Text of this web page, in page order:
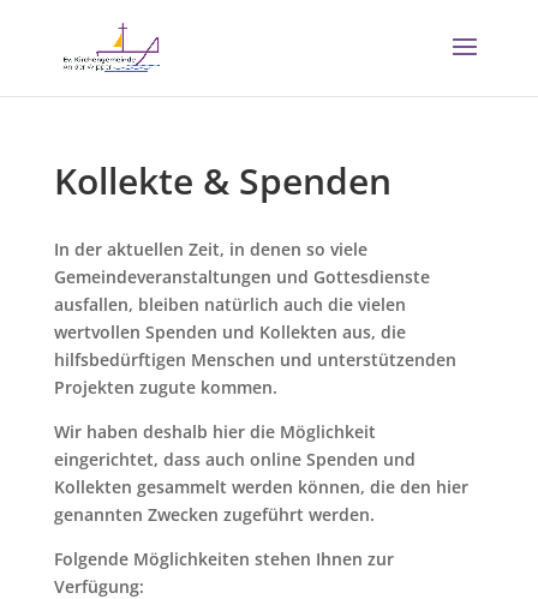
Kollekte & Spenden
In der aktuellen Zeit, in denen so viele
Gemeindeveranstaltungen und Gottesdienste
ausfallen, bleiben natürlich auch die vielen
wertvollen Spenden und Kollekten aus, die
hilfsbedürftigen Menschen und unterstützenden
Projekten zugute kommen.
Wir haben deshalb hier die Möglichkeit
eingerichtet, dass auch online Spenden und
Kollekten gesammelt werden können, die den hier
genannten Zwecken zugeführt werden.
Folgende Möglichkeiten stehen Ihnen zur
Verfügung: